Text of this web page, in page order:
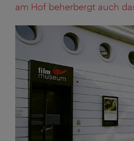
am Hof beherbergt auch